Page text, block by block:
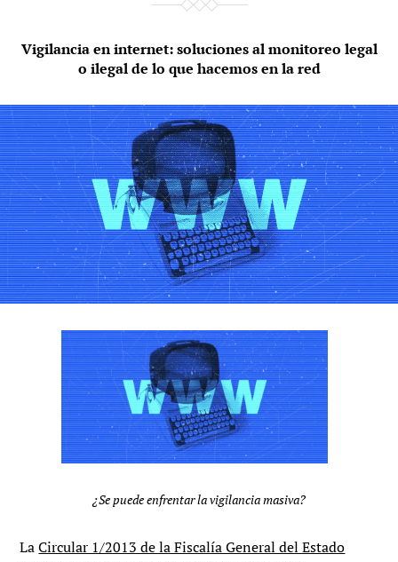
Vigilancia en internet: soluciones al monitoreo legal
o ilegal de lo que hacemos en la red
¿Se puede enfrentar la vigilancia masiva?
LaCircular 1/2013 de la Fiscalía General del Estado